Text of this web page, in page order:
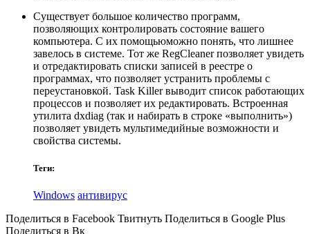
Cуществует большое количество программ,
позволяющих контролировать состояние вашего
компьютера. С их помощьюможно понять, что лишнее
завелось в системе. Тот же RegСleaner позволяет увидеть
и отредактировать списки записей в реестре о
программах, что позволяет устранить проблемы с
переустановкой. Task Killer выводит список работающих
процессов и позволяет их редактировать. Встроенная
утилита dxdiag (так и набирать в строке «выполнить»)
позволяет увидеть мультимедийные возможности и
свойства системы.
Теги:
Windows антивирус
Поделиться в Facebook Твитнуть Поделиться в Google Plus
Поделиться в Вк